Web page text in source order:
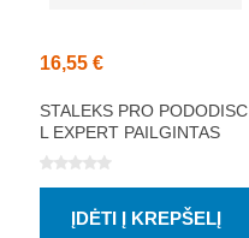
16,55 €
STALEKS PRO PODODISC
L EXPERT PAILGINTAS
PEDIKIŪRO DISKAS SU
VNT (25 MM)